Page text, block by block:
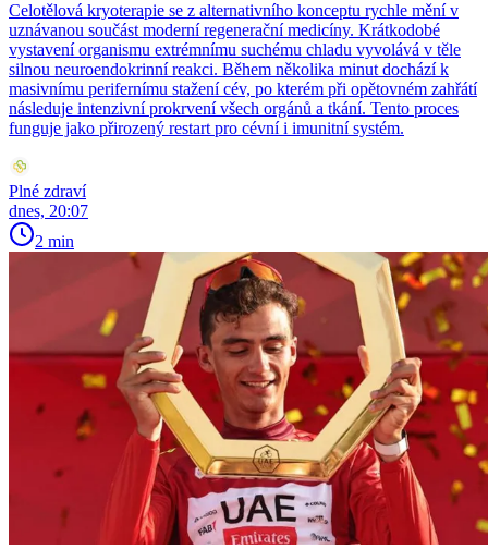
Celotělová kryoterapie se z alternativního konceptu rychle mění v
uznávanou součást moderní regenerační medicíny. Krátkodobé
vystavení organismu extrémnímu suchému chladu vyvolává v těle
silnou neuroendokrinní reakci. Během několika minut dochází k
masivnímu perifernímu stažení cév, po kterém při opětovném zahřátí
následuje intenzivní prokrvení všech orgánů a tkání. Tento proces
funguje jako přirozený restart pro cévní i imunitní systém.
Plné zdraví
dnes, 20:07
2 min